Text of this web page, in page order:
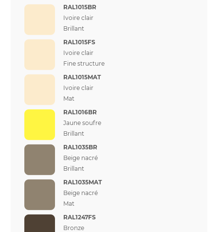
RAL1015BR
Ivoire clair
Brillant
RAL1015FS
Ivoire clair
Fine structure
RAL1015MAT
Ivoire clair
Mat
RAL1016BR
Jaune soufre
Brillant
RAL1035BR
Beige nacré
Brillant
RAL1035MAT
Beige nacré
Mat
RAL1247FS
Bronze